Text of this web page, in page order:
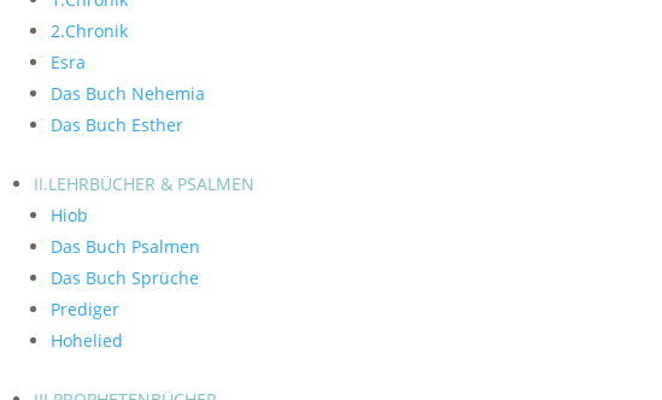
2.Chronik
Esra
Das Buch Nehemia
Das Buch Esther
II.LEHRBÜCHER & PSALMEN
Hiob
Das Buch Psalmen
Das Buch Sprüche
Prediger
Hohelied